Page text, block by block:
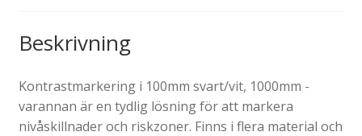
Beskrivning
Kontrastmarkering i 100mm svart/vit, 1000mm -
varannan är en tydlig lösning för att markera
nivåskillnader och riskzoner. Finns i flera material och